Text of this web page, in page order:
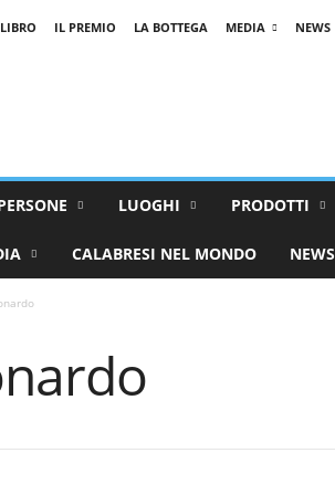
IL PREMIO LA BOTTEGA MEDIA NEWS
LUOGHI PRODOTTI
CALABRESI NEL MONDO NEWS